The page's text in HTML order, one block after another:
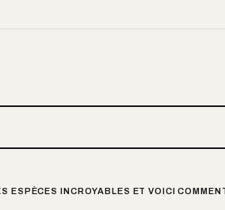
ESPÈCES INCROYABLES ET VOICI